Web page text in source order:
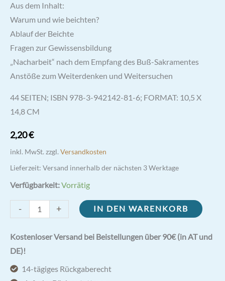
Aus dem Inhalt:
Warum und wie beichten?
Ablauf der Beichte
Fragen zur Gewissensbildung
„Nacharbeit“ nach dem Empfang des Buß-Sakramentes
Anstöße zum Weiterdenken und Weitersuchen
44 SEITEN; ISBN 978-3-942142-81-6; FORMAT: 10,5 X
14,8 CM
2,20€
inkl. MwSt. zzgl. Versandkosten
Lieferzeit: Versand innerhalb der nächsten 3 Werktage
Verfügbarkeit:Vorrätig
-
Marianischer
Rosenkranz
-
P.
+ IN DEN WARENKORB
Kostenloser Versand bei Beistellungen über 90€ (in AT und
DE)!
14-tägiges Rückgaberecht